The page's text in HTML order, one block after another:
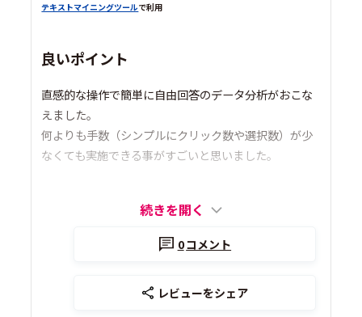
テキストマイニングツールで利用
良いポイント
直感的な操作で簡単に自由回答のデータ分析がおこな
えました。
何よりも手数（シンプルにクリック数や選択数）が少
なくても実施できる事がすごいと思いました。
続きを開く
0コメント
レビューをシェア